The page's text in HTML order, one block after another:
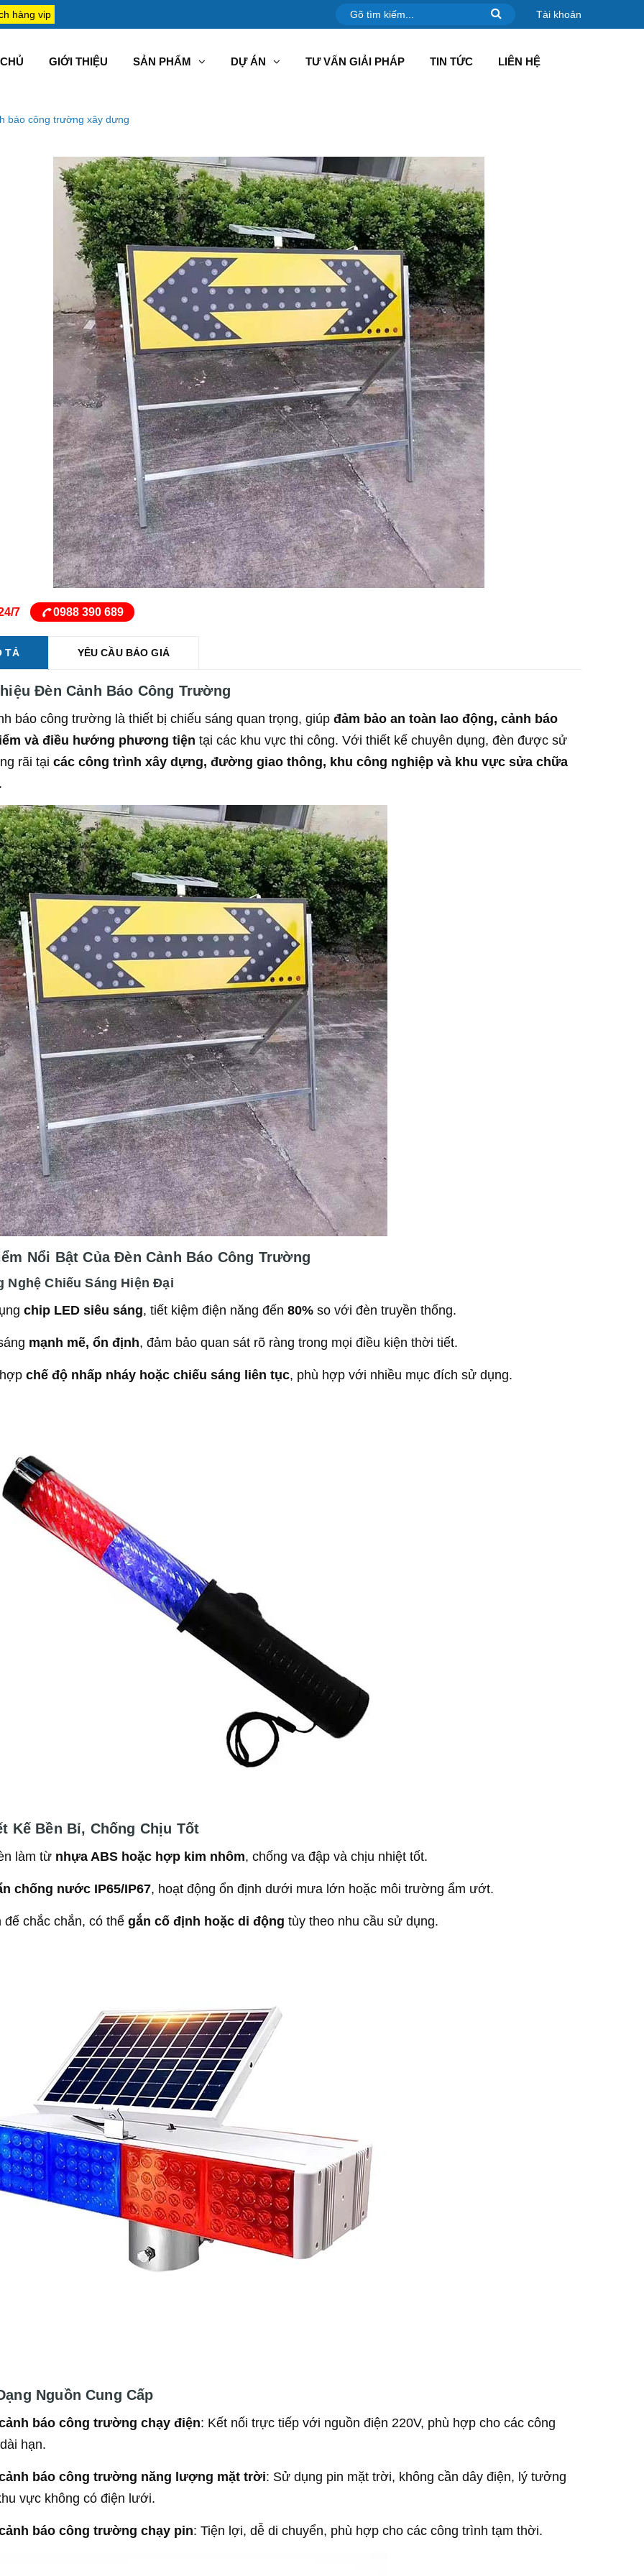
hàng vip Tài khoản
GIỚI THIỆU SẢN PHẨM DỰ ÁN TƯ VẤN GIẢI PHÁP TIN TỨC LIÊN HỆ
báo công trường xây dựng
7 0988 390 689
TẢ YÊU CẦU BÁO GIÁ
Đèn Cảnh Báo Công Trường
báo công trường là thiết bị chiếu sáng quan trọng, giúp đảm bảo an toàn lao động, cảnh báo
và điều hướng phương tiện tại các khu vực thi công. Với thiết kế chuyên dụng, đèn được sử
rãi tại các công trình xây dựng, đường giao thông, khu công nghiệp và khu vực sửa chữa
.
Nổi Bật Của Đèn Cảnh Báo Công Trường
Nghệ Chiếu Sáng Hiện Đại
chip LED siêu sáng, tiết kiệm điện năng đến 80% so với đèn truyền thống.
mạnh mẽ, ổn định, đảm bảo quan sát rõ ràng trong mọi điều kiện thời tiết.
chế độ nhấp nháy hoặc chiếu sáng liên tục, phù hợp với nhiều mục đích sử dụng.
Kế Bền Bỉ, Chống Chịu Tốt
làm từ nhựa ABS hoặc hợp kim nhôm, chống va đập và chịu nhiệt tốt.
chống nước IP65/IP67, hoạt động ổn định dưới mưa lớn hoặc môi trường ẩm ướt.
đế chắc chắn, có thể gắn cố định hoặc di động tùy theo nhu cầu sử dụng.
Nguồn Cung Cấp
báo công trường chạy điện: Kết nối trực tiếp với nguồn điện 220V, phù hợp cho các công
hạn.
báo công trường năng lượng mặt trời: Sử dụng pin mặt trời, không cần dây điện, lý tưởng
vực không có điện lưới.
báo công trường chạy pin: Tiện lợi, dễ di chuyển, phù hợp cho các công trình tạm thời.